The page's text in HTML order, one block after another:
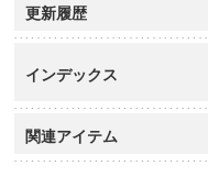
更新履歴
インデックス
関連アイテム